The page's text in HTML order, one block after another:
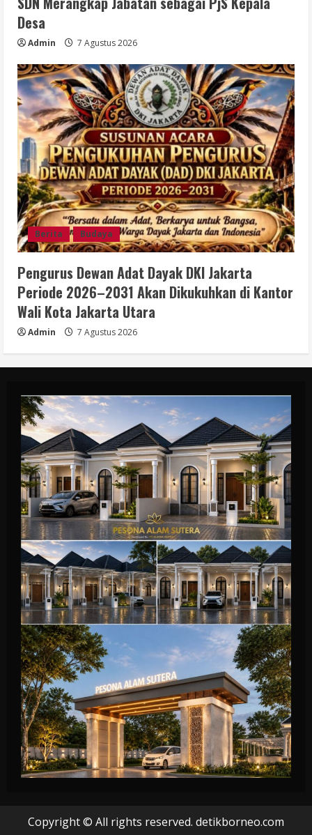
Desa
Admin 7 Agustus 2026
Berita Budaya
Pengurus Dewan Adat Dayak DKI Jakarta
Periode 2026–2031 Akan Dikukuhkan di Kantor
Wali Kota Jakarta Utara
Admin 7 Agustus 2026
Copyright © All rights reserved. detikborneo.com